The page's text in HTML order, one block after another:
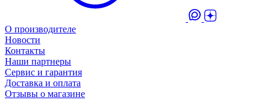
О производителе
Новости
Контакты
Наши партнеры
Сервис и гарантия
Доставка и оплата
Отзывы о магазине